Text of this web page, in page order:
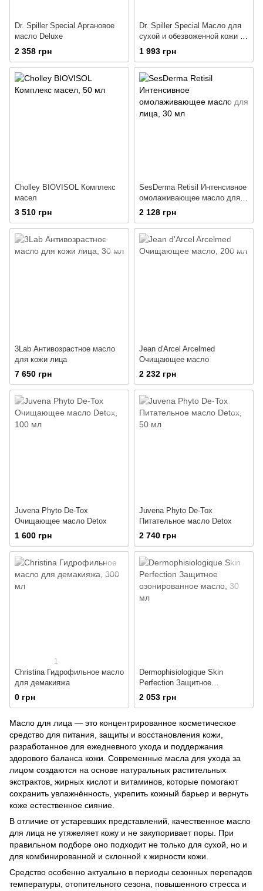
Dr. Spiller Special Аргановое
масло Deluxe
2 358 грн
Dr. Spiller Special Масло для
сухой и обезвоженной кожи с
экстрактом Алоэ Вера,
маслом Авокадо и витамином
Е
1 993 грн
Cholley BIOVISOL Комплекс
масел
3 510 грн
SesDerma Retisil Интенсивное
омолаживающее масло для
лица
2 128 грн
3Lab Антивозрастное масло
для кожи лица
7 650 грн
Jean d'Arcel Arcelmed
Очищающее масло
2 232 грн
Juvena Phyto De-Tox
Очищающее масло Detox
1 600 грн
Juvena Phyto De-Tox
Питательное масло Detox
2 740 грн
1
Christina Гидрофильное масло
для демакияжа
0 грн
Dermophisiologique Skin
Perfection Защитное
озонированное масло
2 053 грн
Масло для лица — это концентрированное косметическое
средство для питания, защиты и восстановления кожи,
разработанное для ежедневного ухода и поддержания
здорового баланса кожи. Современные масла для ухода за
лицом создаются на основе натуральных растительных
экстрактов, жирных кислот и витаминов, которые помогают
сохранить увлажнённость, укрепить кожный барьер и вернуть
коже естественное сияние.
В отличие от устаревших представлений, качественное масло
для лица не утяжеляет кожу и не закупоривает поры. При
правильном подборе оно подходит не только для сухой, но и
для комбинированной и склонной к жирности кожи.
Средство особенно актуально в периоды сезонных перепадов
температуры, отопительного сезона, повышенного стресса и